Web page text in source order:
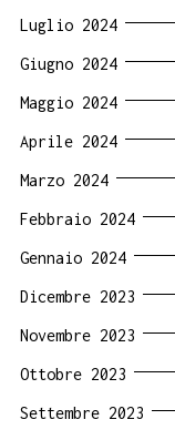
Luglio 2024
Giugno 2024
Maggio 2024
Aprile 2024
Marzo 2024
Febbraio 2024
Gennaio 2024
Dicembre 2023
Novembre 2023
Ottobre 2023
Settembre 2023